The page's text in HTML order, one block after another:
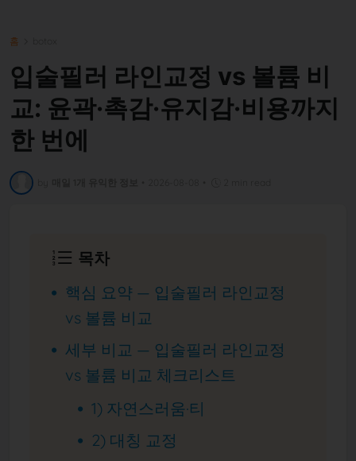
홈
입술필러 라인교정 vs 볼륨 비
교: 윤곽·촉감·유지감·비용까지
한 번에
목차
핵심 요약 — 입술필러 라인교정
vs 볼륨 비교
세부 비교 — 입술필러 라인교정
vs 볼륨 비교 체크리스트
1) 자연스러움·티
2) 대칭 교정